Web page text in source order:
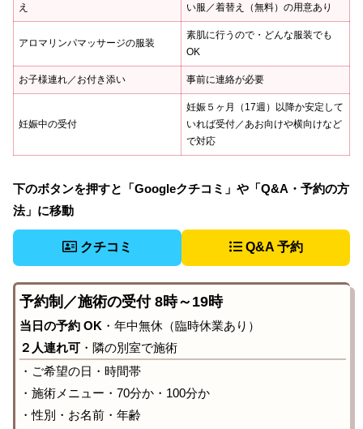
え
い服／着替え（無料）の用意あり
アロマリンパマッサージの服装
素肌に行うので・どんな服装でも
OK
お子様連れ／お付き添い 事前に連絡が必要
妊娠中の受付
妊娠５ヶ月（17週）以降か安定して
いれば受付／あお向けや横向けなど
で対応
下のボタンを押すと「Googleクチコミ」や「Q&A・予約の方
法」に移動
クチコミ Q&A 予約
予約制／施術の受付 8時～19時
当日の予約 OK ・年中無休（臨時休業あり）
２人連れ可 ・隣の別室で施術
・ご希望の日・時間帯
・施術メニュー・70分か・100分か
・性別・お名前・年齢